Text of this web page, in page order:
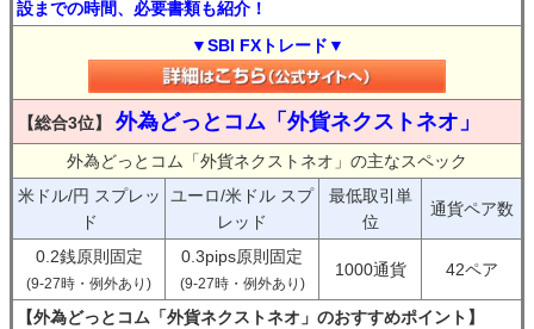
設までの時間、必要書類も紹介！
▼SBI FXトレード▼
【総合3位】 外為どっとコム「外貨ネクストネオ」
外為どっとコム「外貨ネクストネオ」の主なスペック
米ドル/円 スプレッ
ド
ユーロ/米ドル スプ
レッド
最低取引単
位
通貨ペア数
0.2銭原則固定
(9-27時・例外あり)
0.3pips原則固定
(9-27時・例外あり)
1000通貨 42ペア
【外為どっとコム「外貨ネクストネオ」のおすすめポイント】